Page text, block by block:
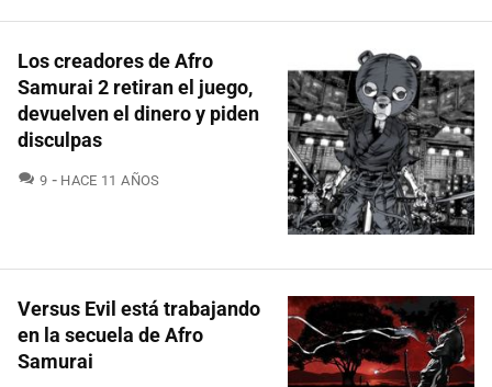
Los creadores de Afro
Samurai 2 retiran el juego,
devuelven el dinero y piden
disculpas
9 COMENTARIOS
HACE 11 AÑOS
Versus Evil está trabajando
en la secuela de Afro
Samurai